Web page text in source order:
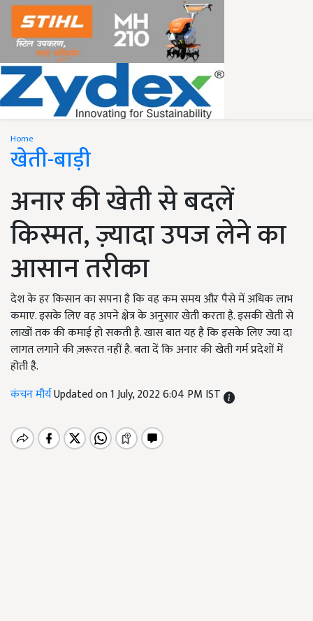
Home
खेती-बाड़ी
अनार की खेती से बदलें
किस्मत, ज़्यादा उपज लेने का
आसान तरीका
देश के हर किसान का सपना है कि वह कम समय औऱ पैसे में अधिक लाभ
कमाए. इसके लिए वह अपने क्षेत्र के अनुसार खेती करता है. इसकी खेती से
लाखों तक की कमाई हो सकती है. खास बात यह है कि इसके लिए ज्या दा
लागत लगाने की ज़रूरत नहीं है. बता दें कि अनार की खेती गर्म प्रदेशों में
होती है.
कंचन मौर्यUpdated on 1 July, 2022 6:04 PM IST